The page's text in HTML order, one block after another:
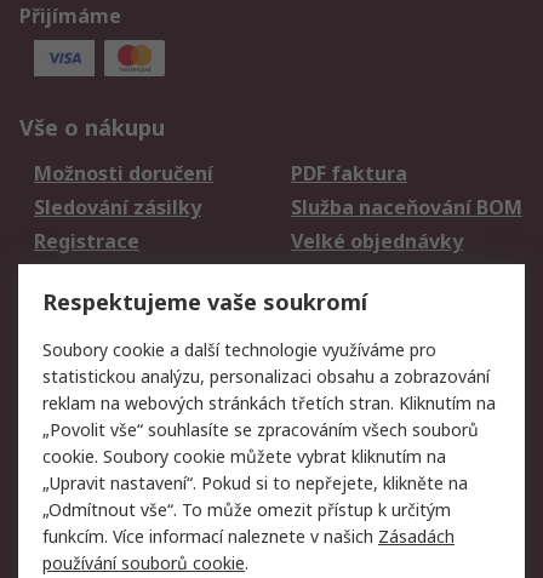
Přijímáme
Vše o nákupu
Možnosti doručení
PDF faktura
Sledování zásilky
Služba naceňování BOM
Registrace
Velké objednávky
Právní
Autorská práva
Obchodní podmínky
společnosti RS
Prohlášení o ochraně
údajů
Zabezpečení
elektronické pošty
Zásady pro soubory
cookie
Zásady ochrany
osobních údajů
Respektujeme vaše soukromí
Soubory cookie a další technologie využíváme pro
statistickou analýzu, personalizaci obsahu a zobrazování
reklam na webových stránkách třetích stran. Kliknutím na
„Povolit vše“ souhlasíte se zpracováním všech souborů
cookie. Soubory cookie můžete vybrat kliknutím na
„Upravit nastavení“. Pokud si to nepřejete, klikněte na
„Odmítnout vše“. To může omezit přístup k určitým
funkcím. Více informací naleznete v našich Zásadách
používání souborů cookie.